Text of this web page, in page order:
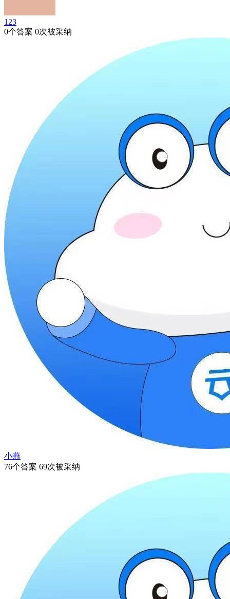
123
0个答案 0次被采纳
小燕
76个答案 69次被采纳